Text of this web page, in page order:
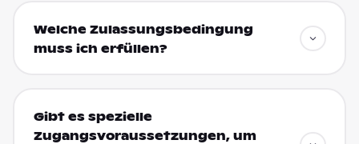
Welche Zulassungsbedingung
muss ich erfüllen?
Gibt es spezielle
Zugangsvoraussetzungen, um